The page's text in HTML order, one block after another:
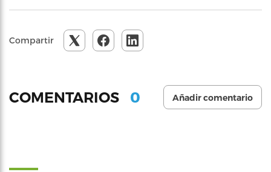
Compartir
COMENTARIOS 0 Añadir comentario